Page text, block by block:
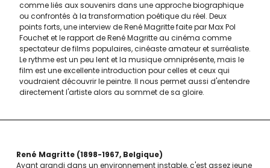
comme liés aux souvenirs dans une approche biographique
ou confrontés à la transformation poétique du réel. Deux
points forts, une interview de René Magritte faite par Max Pol
Fouchet et le rapport de René Magritte au cinéma comme
spectateur de films populaires, cinéaste amateur et surréaliste.
Le rythme est un peu lent et la musique omniprésente, mais le
film est une excellente introduction pour celles et ceux qui
voudraient découvrir le peintre. Il nous permet aussi d'entendre
directement l'artiste alors au sommet de sa gloire.
René Magritte 1898-1967 Belgique
Ayant grandi dans un environnement instable, c'est assez jeune